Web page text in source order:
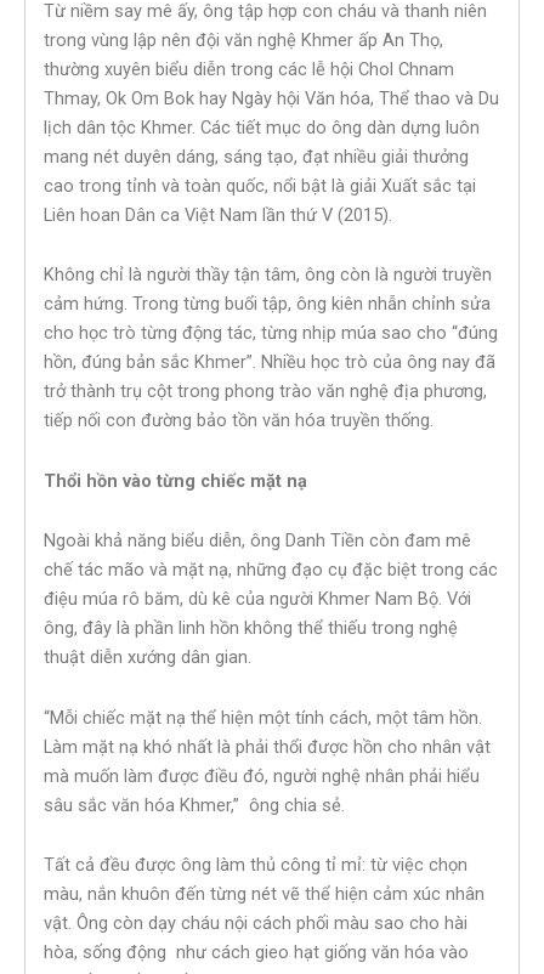
Từ niềm say mê ấy, ông tập hợp con cháu và thanh niên
trong vùng lập nên đội văn nghệ Khmer ấp An Thọ,
thường xuyên biểu diễn trong các lễ hội Chol Chnam
Thmay, Ok Om Bok hay Ngày hội Văn hóa, Thể thao và Du
lịch dân tộc Khmer. Các tiết mục do ông dàn dựng luôn
mang nét duyên dáng, sáng tạo, đạt nhiều giải thưởng
cao trong tỉnh và toàn quốc, nổi bật là giải Xuất sắc tại
Liên hoan Dân ca Việt Nam lần thứ V (2015).
Không chỉ là người thầy tận tâm, ông còn là người truyền
cảm hứng. Trong từng buổi tập, ông kiên nhẫn chỉnh sửa
cho học trò từng động tác, từng nhịp múa sao cho “đúng
hồn, đúng bản sắc Khmer”. Nhiều học trò của ông nay đã
trở thành trụ cột trong phong trào văn nghệ địa phương,
tiếp nối con đường bảo tồn văn hóa truyền thống.
Thổi hồn vào từng chiếc mặt nạ
Ngoài khả năng biểu diễn, ông Danh Tiền còn đam mê
chế tác mão và mặt nạ, những đạo cụ đặc biệt trong các
điệu múa rô băm, dù kê của người Khmer Nam Bộ. Với
ông, đây là phần linh hồn không thể thiếu trong nghệ
thuật diễn xướng dân gian.
“Mỗi chiếc mặt nạ thể hiện một tính cách, một tâm hồn.
Làm mặt nạ khó nhất là phải thổi được hồn cho nhân vật
mà muốn làm được điều đó, người nghệ nhân phải hiểu
sâu sắc văn hóa Khmer,” ông chia sẻ.
Tất cả đều được ông làm thủ công tỉ mỉ: từ việc chọn
màu, nắn khuôn đến từng nét vẽ thể hiện cảm xúc nhân
vật. Ông còn dạy cháu nội cách phối màu sao cho hài
hòa, sống động như cách gieo hạt giống văn hóa vào